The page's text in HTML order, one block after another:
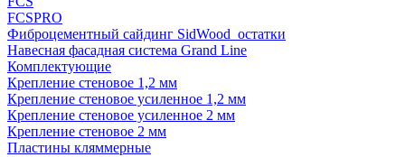
FCSPRO
Фиброцементный сайдинг SidWood_остатки
Навесная фасадная система Grand Line
Комплектующие
Крепление стеновое 1,2 мм
Крепление стеновое усиленное 1,2 мм
Крепление стеновое усиленное 2 мм
Крепление стеновое 2 мм
Пластины кляммерные